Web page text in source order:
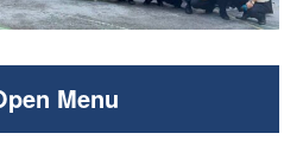
Menu